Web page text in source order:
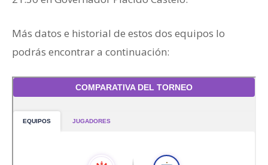
Más datos e historial de estos dos equipos lo
podrás encontrar a continuación: